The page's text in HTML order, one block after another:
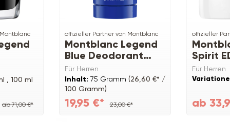
, 100 ml
ab 71,00 €*
offizieller Partner von Montblanc
Montblanc Legend
Blue Deodorant
Stick
Für Herren
Inhalt: 75 Gramm (26,60 €* /
100 Gramm)
19,95 €* 23,00 €*
offizieller
Spirit
Für Herren
ab